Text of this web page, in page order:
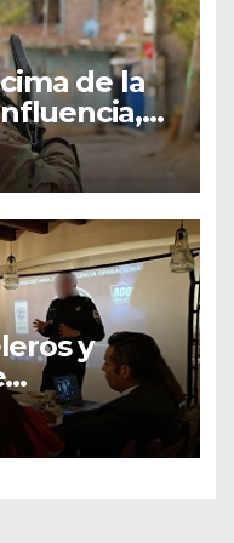
de la
y
frenar